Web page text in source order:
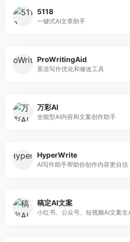
5118
一键式AI文章助手
ProWritingAid
英语写作优化和修改工具
万彩AI
全能型AI内容和文案创作助手
HyperWrite
AI写作助手帮助你创作内容更自信
稿定AI文案
小红书、公众号、短视频AI文案生